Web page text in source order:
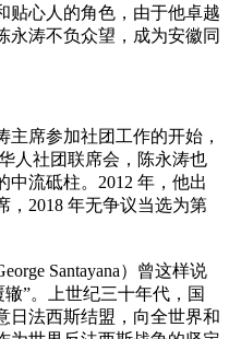
贴心人的角色，由于他卓越
永涛不负众望，成为安徽同
席参加社团工作的开始，
人社团联席会，陈永涛也
中流砥柱。2012 年，他出
，2018 年无争议当选为第
Santayana）曾这样说
”。上世纪三十年代，国
日法西斯结盟，向全世界和